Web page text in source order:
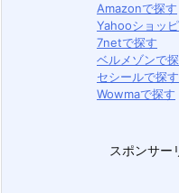
Amazonで探す
Yahooショッ
7netで探す
ベルメゾンで
セシールで探す
Wowmaで探す
スポンサー